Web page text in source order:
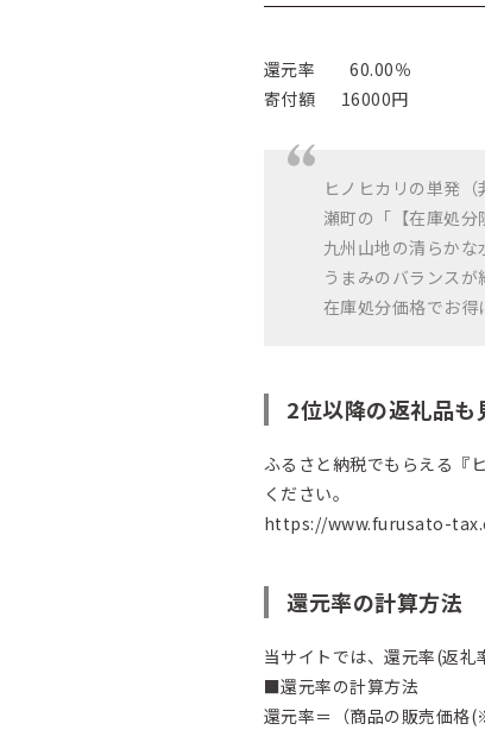
還元率 60.00％
寄付額 16000円
ヒノヒカリの単発
瀬町の「【在庫処分
九州山地の清らか
うまみのバランスが
在庫処分価格でお得
2位以降の返礼品も
ふるさと納税でもらえる『
ください。
https://www.furusato-
還元率の計算方法
当サイトでは、還元率(返礼
■還元率の計算方法
還元率＝（商品の販売価